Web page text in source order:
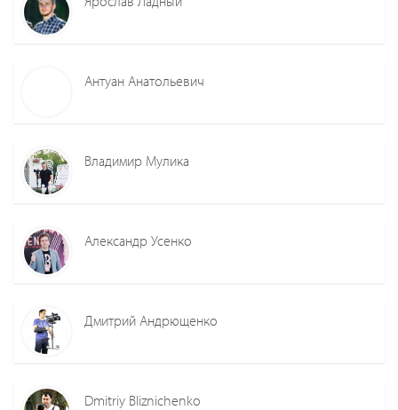
Антуан Анатольевич
Владимир Мулика
Александр Усенко
Дмитрий Андрющенко
Dmitriy Bliznichenko